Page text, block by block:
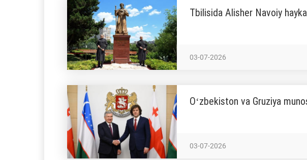
Tbilisida Alisher Navoiy
03-07-2026
Oʻzbekiston va Gruziya
03-07-2026